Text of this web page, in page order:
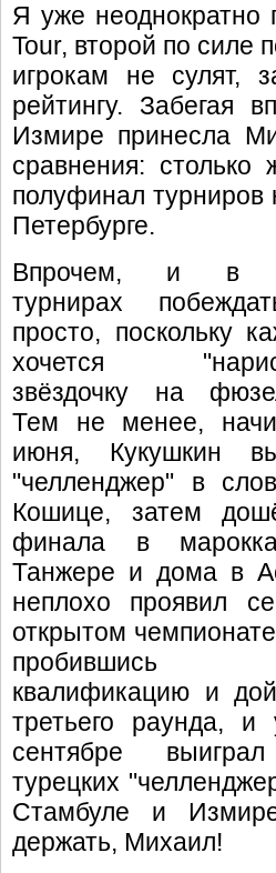
Я уже неоднократно
Tour, второй по силе
игрокам не сулят,
рейтингу. Забегая
Измире принесла
сравнения:
полуфинал турниров
Петербурге.
Впрочем, и в
турнирах
просто, поскольку
хочется
звёздочку на
Тем не менее,
июня, Кукушкин
"челленджер" в
Кошице, затем
финала в
Танжере и дома в
неплохо проявил
открытом
пробившись
квалификацию и
третьего раунда,
сентябре
турецких
Стамбуле и
держать, Михаил!